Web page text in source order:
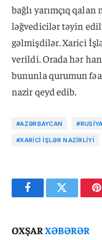
bağlı yarımçıq
ləğvedicilər təyin
gəlmişdilər. Xarici
verildi. Orada hər
bununla qurumun
nazir qeyd edib.
#AZƏRBAYCAN #RUSIYA
#XARICI İŞLƏR NAZIRLIYI
FacebookTwitter
OXŞARXƏBƏRƏR